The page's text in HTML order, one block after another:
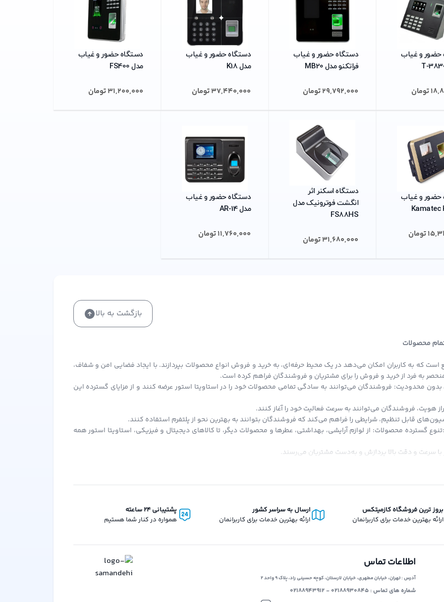
حضور و غیاب
تومان
دستگاه حضور و غیاب
فراتکنو مدل MB20
29,792,000تومان
دستگاه حضور و غیاب
مدل K18
37,440,000تومان
دستگاه حضور و غیاب
مدل FS400
31,200,000تومان
حضور و غیاب
تومان
دستگاه اسکنر اثر
انگشت فوترونیک مدل
FS88HS
31,680,000تومان
دستگاه حضور و غیاب
مدل AR-14
11,760,000تومان
بازگشت به بالا
تمام محصولات
است که به کاربران امکان می‌دهد در یک محیط حرفه‌ای، به خرید و فروش انواع محصولات بپردازند. با ایجاد فضایی امن و شفاف،
منحصر به فرد از خرید و فروش را برای مشتریان و فروشندگان فراهم کرده است.
بدون محدودیت: فروشندگان می‌توانند به سادگی تمامی محصولات خود را در استاویتا استور عرضه کنند و از مزایای گسترده این
هویت، فروشندگان می‌توانند به سرعت فعالیت خود را آغاز کنند.
قابل تنظیم، شرایطی را فراهم می‌کند که فروشندگان بتوانند به بهترین نحو از پلتفرم استفاده کنند.
گسترده محصولات: از لوازم آرایشی، بهداشتی، عطرها و محصولات دیگر، تا کالاهای دیجیتال و فیزیکی، استاویتا استور همه
سرعت و دقت بالا پردازش و به‌دست مشتریان می‌رسند.
به صورت اعتبار به کیف پول دیجیتال شما اضافه می‌شود که می‌توانید در سفارش‌های بعدی از آن استفاده کنید.
انحصار در حوزه فروش دیجیتال و فیزیکی، تلاش می‌کند تا بستری برابر و آزاد برای همه فروشندگان و خریداران ایجاد کند. این
بروز ترین فروشگاه کازمیتکس
ارائه بهترین خدمات برای کاربرانمان
ارسال به سراسر کشور
ارائه بهترین خدمات برای کاربرانمان
پشتیبانی 24 ساعته
همواره در کنار شما هستیم
اطلاعات تماس
آدرس : تهران، خیابان مطهری، خیابان لارستان، کوچه حسینی راد، پلاک ۹ واحد ۲
شماره های تماس : ۰۲۱۸۸۹۳۰۸۴۵ - ۰۲۱۸۸۹۴۳۹۱۲